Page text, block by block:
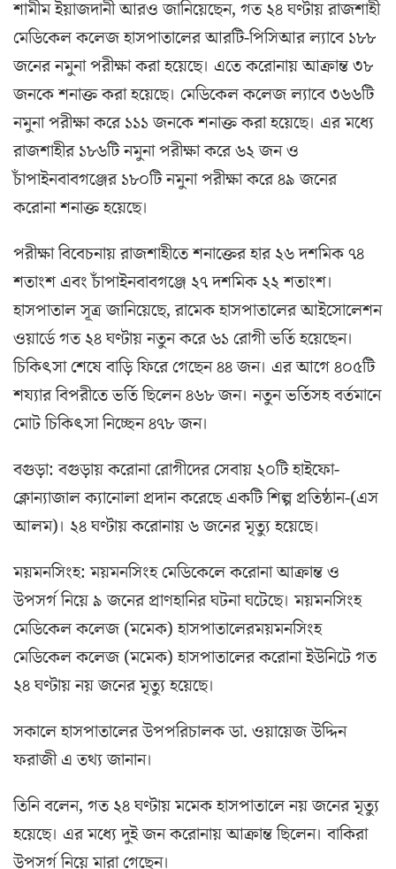
শামীম ইয়াজদানী আরও জানিয়েছেন, গত ২৪ ঘণ্টায় রাজশাহী
মেডিকেল কলেজ হাসপাতালের আরটি-পিসিআর ল্যাবে ১৮৮
জনের নমুনা পরীক্ষা করা হয়েছে। এতে করোনায় আক্রান্ত ৩৮
জনকে শনাক্ত করা হয়েছে। মেডিকেল কলেজ ল্যাবে ৩৬৬টি
নমুনা পরীক্ষা করে ১১১ জনকে শনাক্ত করা হয়েছে। এর মধ্যে
রাজশাহীর ১৮৬টি নমুনা পরীক্ষা করে ৬২ জন ও
চাঁপাইনবাবগঞ্জের ১৮০টি নমুনা পরীক্ষা করে ৪৯ জনের
করোনা শনাক্ত হয়েছে।
পরীক্ষা বিবেচনায় রাজশাহীতে শনাক্তের হার ২৬ দশমিক ৭৪
শতাংশ এবং চাঁপাইনবাবগঞ্জে ২৭ দশমিক ২২ শতাংশ।
হাসপাতাল সূত্র জানিয়েছে, রামেক হাসপাতালের আইসোলেশন
ওয়ার্ডে গত ২৪ ঘণ্টায় নতুন করে ৬১ রোগী ভর্তি হয়েছেন।
চিকিৎসা শেষে বাড়ি ফিরে গেছেন ৪৪ জন। এর আগে ৪০৫টি
শয্যার বিপরীতে ভর্তি ছিলেন ৪৬৮ জন। নতুন ভর্তিসহ বর্তমানে
মোট চিকিৎসা নিচ্ছেন ৪৭৮ জন।
বগুড়া: বগুড়ায় করোনা রোগীদের সেবায় ২০টি হাইফো-
ক্লোন্যাজাল ক্যানোলা প্রদান করেছে একটি শিল্প প্রতিষ্ঠান-(এস
আলম)। ২৪ ঘণ্টায় করোনায় ৬ জনের মৃত্যু হয়েছে।
ময়মনসিংহ: ময়মনসিংহ মেডিকেলে করোনা আক্রান্ত ও
উপসর্গ নিয়ে ৯ জনের প্রাণহানির ঘটনা ঘটেছে। ময়মনসিংহ
মেডিকেল কলেজ (মমেক) হাসপাতালেরময়মনসিংহ
মেডিকেল কলেজ (মমেক) হাসপাতালের করোনা ইউনিটে গত
২৪ ঘণ্টায় নয় জনের মৃত্যু হয়েছে।
সকালে হাসপাতালের উপপরিচালক ডা. ওয়ায়েজ উদ্দিন
ফরাজী এ তথ্য জানান।
তিনি বলেন, গত ২৪ ঘণ্টায় মমেক হাসপাতালে নয় জনের মৃত্যু
হয়েছে। এর মধ্যে দুই জন করোনায় আক্রান্ত ছিলেন। বাকিরা
উপসর্গ নিয়ে মারা গেছেন।